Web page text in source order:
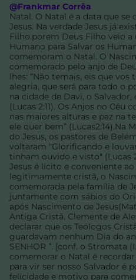
@Frankmar Corrêa
Natal. O Natal é a data que
Jesus. Na verdade Jesus já
Filho.porem Deus Filho veio
Humano para Salvar os
comemoram o Natal. O
comemorado pelo anjo de
lhes: “Não temais, eis que
alegria, que será para todo o
na cidade de Davi, o Salvador,
(Lucas 2:11). Os Anjos no Céu
nas maiores alturas e paz na
ele quer bem” (Lucas2:14).Na
do Jesus, os pastores de
voltaram "Glorificando e
tinham ouvido e visto" (Lucas
Jesus é lícito e conveniente
legitimamente cristã, o
comemorada pela família de
juntamente com sábios do
após Nascimento de
Antiga Cristã. Clemente de
declarar que os Teólogos
guardavam nenhum Dia do
SENHOR ”. [conf. o Stromata
comemorar o Natal é
para vir ser nosso Salvador é
felicidade e motivo para